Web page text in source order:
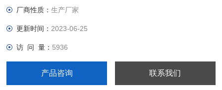
厂商性质：生产厂家
更新时间： 2023-06-25
访 问 量： 5936
产品咨询 联系我们